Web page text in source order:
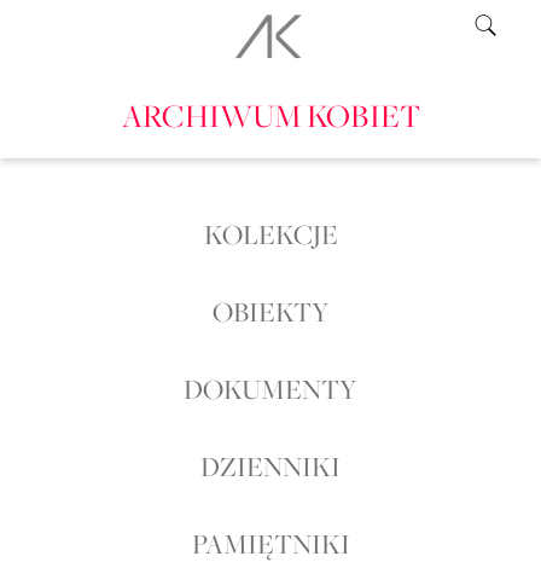
ARCHIWUM KOBIET
KOLEKCJE
OBIEKTY
DOKUMENTY
DZIENNIKI
PAMIĘTNIKI